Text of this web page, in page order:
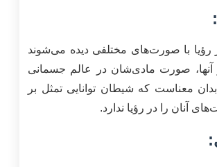
رؤیا با صورت‌های مختلفی دیده می‌شوند
آنها، صورت مادی‌شان در عالم جسمانی
بدان معناست که شیطان توانایی تمثل بر
آنان را در رؤیا ندارد.